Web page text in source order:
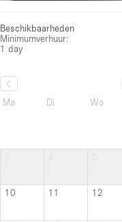
Beschikbaarheden
Minimumverhuur:
1 day
Ma
Di Wo
10 11 12